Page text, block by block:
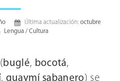
Última actualización: octubre
Lengua / Cultura
(buglé, bocotá,
, guaymí sabanero) se